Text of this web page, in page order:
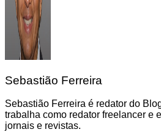
Sebastião Ferreira
Sebastião Ferreira é redator do
trabalha como redator freelancer e
jornais e revistas.